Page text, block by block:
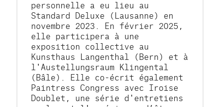
personnelle a eu lieu au
Standard Deluxe (Lausanne) en
novembre 2023. En février 2025,
elle participera à une
exposition collective au
Kunsthaus Langenthal (Bern) et à
l'Austellungsraum Klingental
(Bâle). Elle co-écrit également
Paintress Congress avec Iroise
Doublet, une série d'entretiens